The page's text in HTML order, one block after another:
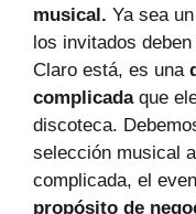
musical. Ya sea
los invitados
Claro está, es una
complicadaque
discoteca.
selección musical
complicada, el
propósito de